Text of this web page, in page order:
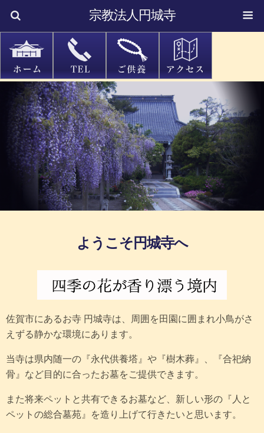
宗教法人円城寺
ようこそ円城寺へ
佐賀市にあるお寺 円城寺は、周囲を田園に囲まれ小鳥がさ
えずる静かな環境にあります。
当寺は県内随一の『永代供養塔』や『樹木葬』、『合祀納
骨』など目的に合ったお墓をご提供できます。
また将来ペットと共有できるお墓など、新しい形の『人と
ペットの総合墓苑』を造り上げて行きたいと思います。